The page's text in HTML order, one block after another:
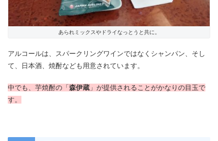
あられミックスやドライなっとうと共に。
アルコールは、スパークリングワインではなくシャンパン、そし
て、日本酒、焼酎なども用意されています。
中でも、芋焼酎の「森伊蔵 」が提供されることがかなりの目玉で
す。